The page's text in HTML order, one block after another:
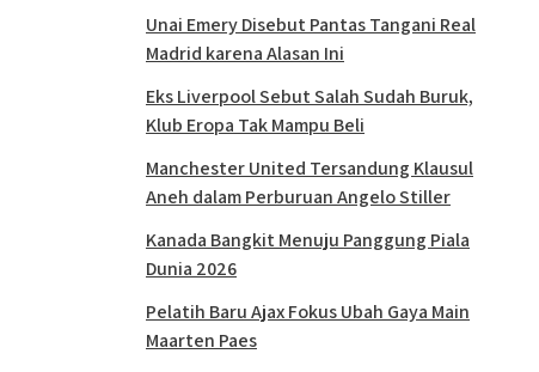
Unai Emery Disebut Pantas Tangani Real
Madrid karena Alasan Ini
Eks Liverpool Sebut Salah Sudah Buruk,
Klub Eropa Tak Mampu Beli
Manchester United Tersandung Klausul
Aneh dalam Perburuan Angelo Stiller
Kanada Bangkit Menuju Panggung Piala
Dunia 2026
Pelatih Baru Ajax Fokus Ubah Gaya Main
Maarten Paes